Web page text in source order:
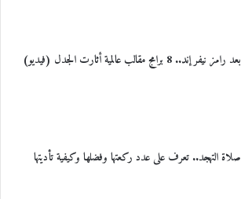
بعد رامز نيفر إند.. 8 برامج مقالب عالمية أثارت الجدل (فيديو)
صلاة التهجد.. تعرف على عدد ركعتها وفضلها وكيفية تأديتها